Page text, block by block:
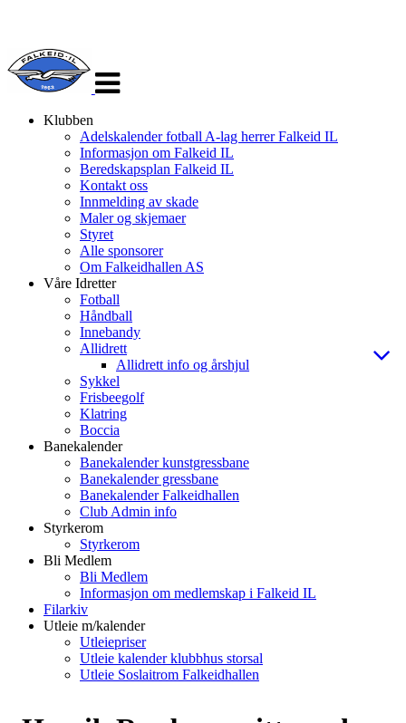
navigasjon
Klubben
Adelskalender fotball A-lag herrer Falkeid IL
Informasjon om Falkeid IL
Beredskapsplan Falkeid IL
Kontakt oss
Innmelding av skade
Maler og skjemaer
Styret
Alle sponsorer
Om Falkeidhallen AS
Våre Idretter
Fotball
Håndball
Innebandy
Allidrett
Allidrett info og årshjul
Sykkel
Frisbeegolf
Klatring
Boccia
Banekalender
Banekalender kunstgressbane
Banekalender gressbane
Banekalender Falkeidhallen
Club Admin info
Styrkerom
Styrkerom
Bli Medlem
Bli Medlem
Informasjon om medlemskap i Falkeid IL
Filarkiv
Utleie m/kalender
Utleiepriser
Utleie kalender klubbhus storsal
Utleie Soslaitrom Falkeidhallen